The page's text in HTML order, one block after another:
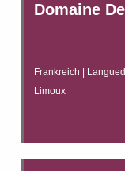
Domaine
Frankreich |
Limoux